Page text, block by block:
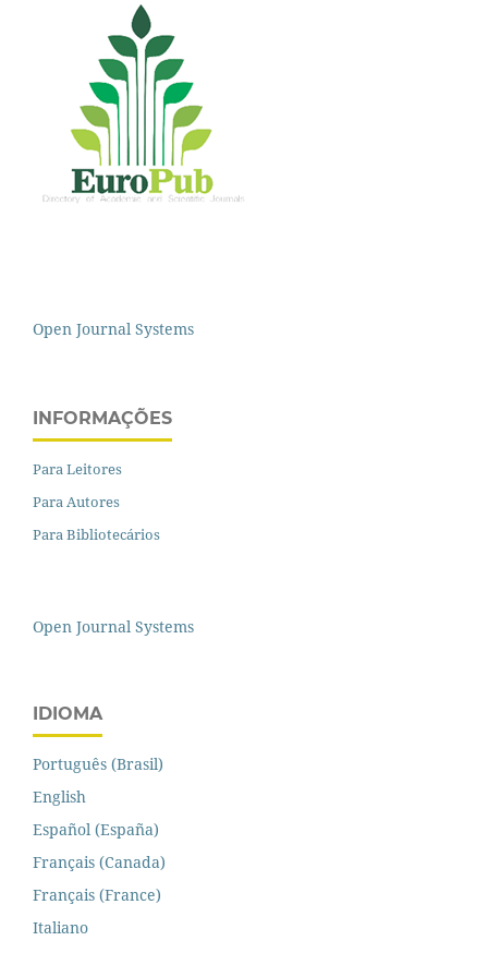
Open Journal Systems
INFORMAÇÕES
Para Leitores
Para Autores
Para Bibliotecários
Open Journal Systems
IDIOMA
Português (Brasil)
English
Español (España)
Français (Canada)
Français (France)
Italiano